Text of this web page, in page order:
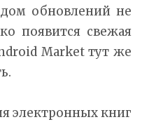
обновлений не
появится свежая
Market тут же
электронных книг